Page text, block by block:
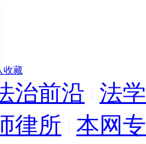
收藏
治前沿
法
律所
本网